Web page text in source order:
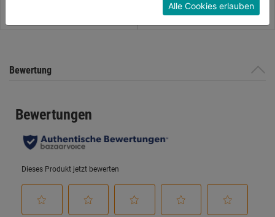
Sternen.
Bewertung
Konfigurieren" kannst du auswählen, welche Cookies
du zulassen möchtest und welche nicht.
Alle Cookies erlauben